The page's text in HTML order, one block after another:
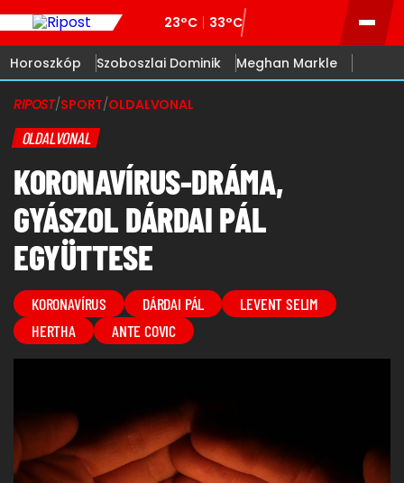
23°C 33°C
Horoszkóp Szoboszlai Dominik Meghan Markle
RIPOST/SPORT/OLDALVONAL
OLDALVONAL
KORONAVÍRUS-DRÁMA,
GYÁSZOL DÁRDAI PÁL
EGYÜTTESE
KORONAVÍRUS DÁRDAI PÁL
LEVENT SELIM
HERTHA
ANTE COVIC